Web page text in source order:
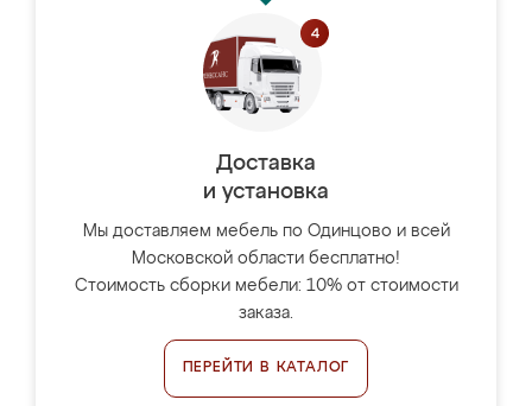
Доставка
и установка
Мы доставляем мебель по Одинцово и всей
Московской области бесплатно!
Стоимость сборки мебели: 10% от стоимости
заказа.
ПЕРЕЙТИ В КАТАЛОГ